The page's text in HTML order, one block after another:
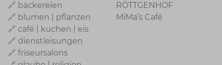
🔗 bäckereien
🔗 blumen | pflanzen
🔗 café | kuchen | eis
🔗 dienstleisungen
🔗 friseursalons
RÖTTGENHOF
MiMa’s Café